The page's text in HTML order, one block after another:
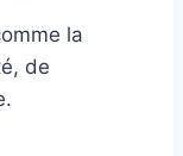
la
de